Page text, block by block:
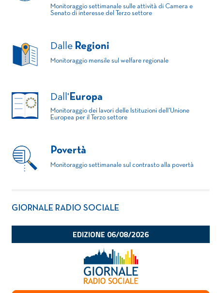
Monitoraggio settimanale sulle attività di Camera e
Senato di interesse del Terzo settore
Dalle Regioni
Monitoraggio mensile sul welfare regionale
Dall' Europa
Monitoraggio dei lavori delle Istituzioni dell'Unione
Europea per il Terzo settore
Povertà
Monitoraggio settimanale sul contrasto alla povertà
GIORNALE RADIO SOCIALE